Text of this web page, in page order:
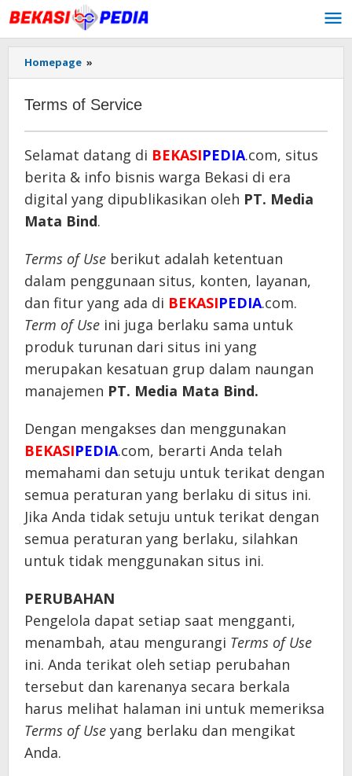
Lewati
ke
konten
Homepage »
of
Terms of Service
September
8,
2017
oleh
admin
Selamat datang di BEKASIPEDIA.com, situs
berita & info bisnis warga Bekasi di era
digital yang dipublikasikan oleh PT. Media
Mata Bind.
Terms of Use berikut adalah ketentuan
dalam penggunaan situs, konten, layanan,
dan fitur yang ada di BEKASIPEDIA.com.
Term of Use ini juga berlaku sama untuk
produk turunan dari situs ini yang
merupakan kesatuan grup dalam naungan
manajemen PT. Media Mata Bind.
Dengan mengakses dan menggunakan
BEKASIPEDIA.com, berarti Anda telah
memahami dan setuju untuk terikat dengan
semua peraturan yang berlaku di situs ini.
Jika Anda tidak setuju untuk terikat dengan
semua peraturan yang berlaku, silahkan
untuk tidak menggunakan situs ini.
PERUBAHAN
Pengelola dapat setiap saat mengganti,
menambah, atau mengurangi Terms of Use
ini. Anda terikat oleh setiap perubahan
tersebut dan karenanya secara berkala
harus melihat halaman ini untuk memeriksa
Terms of Use yang berlaku dan mengikat
Anda.